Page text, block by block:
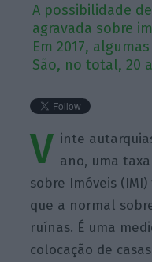
A possibilidade
agravada sobre
Em 2017,
São, no total, 20
V inte
ano, uma
sobre Imóveis
que a normal
ruínas. É uma
colocação de